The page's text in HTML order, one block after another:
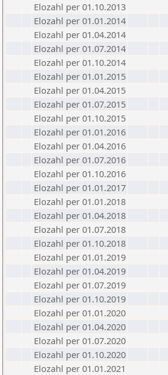
Elozahl per 01.10.2013
Elozahl per 01.01.2014
Elozahl per 01.04.2014
Elozahl per 01.07.2014
Elozahl per 01.10.2014
Elozahl per 01.01.2015
Elozahl per 01.04.2015
Elozahl per 01.07.2015
Elozahl per 01.10.2015
Elozahl per 01.01.2016
Elozahl per 01.04.2016
Elozahl per 01.07.2016
Elozahl per 01.10.2016
Elozahl per 01.01.2017
Elozahl per 01.01.2018
Elozahl per 01.04.2018
Elozahl per 01.07.2018
Elozahl per 01.10.2018
Elozahl per 01.01.2019
Elozahl per 01.04.2019
Elozahl per 01.07.2019
Elozahl per 01.10.2019
Elozahl per 01.01.2020
Elozahl per 01.04.2020
Elozahl per 01.07.2020
Elozahl per 01.10.2020
Elozahl per 01.01.2021